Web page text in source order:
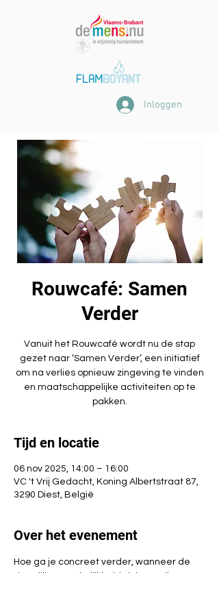
Inloggen
Rouwcafé: Samen
Verder
Vanuit het Rouwcafé wordt nu de stap
gezet naar ‘Samen Verder’, een initiatief
om na verlies opnieuw zingeving te vinden
en maatschappelijke activiteiten op te
pakken.
Tijd en locatie
06 nov 2025, 14:00 – 16:00
VC 't Vrij Gedacht, Koning Albertstraat 87,
3290 Diest, België
Over het evenement
Hoe ga je concreet verder, wanneer de